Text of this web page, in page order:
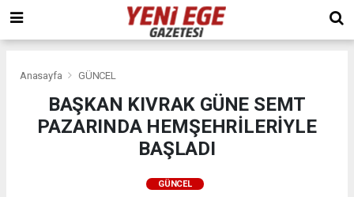
Anasayfa GÜNCEL
BAŞKAN KIVRAK GÜNE SEMT
PAZARINDA HEMŞEHRİLERİYLE
BAŞLADI
GÜNCEL